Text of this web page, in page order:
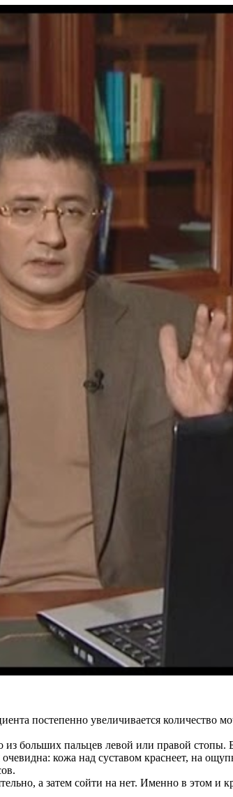
постепенно увеличивается
больших пальцев левой или правой стопы.
очевидна: кожа над суставом краснеет, на
а затем сойти на нет. Именно в этом и